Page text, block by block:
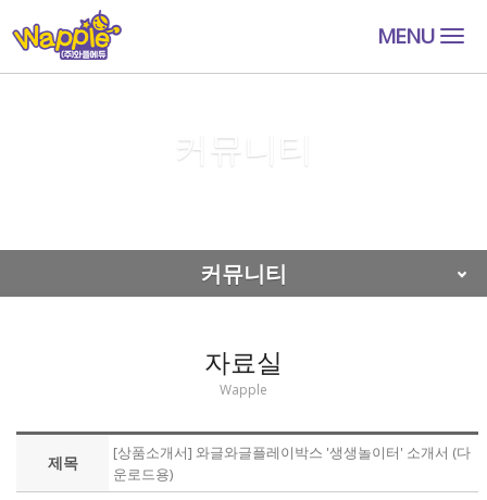
MENU
커뮤니티
커뮤니티
자료실
Wapple
제목
[상품소개서] 와글와글플레이박스 '생생놀이터' 소개서 (다
운로드용)